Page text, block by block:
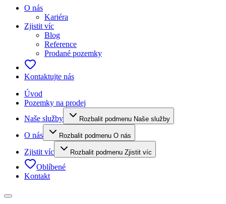
O nás
Kariéra
Zjistit víc
Blog
Reference
Prodané pozemky
Kontaktujte nás
Úvod
Pozemky na prodej
Naše služby
Rozbalit podmenu Naše služby
O nás Rozbalit podmenu O nás
Zjistit víc Rozbalit podmenu Zjistit víc
Oblíbené
Kontakt